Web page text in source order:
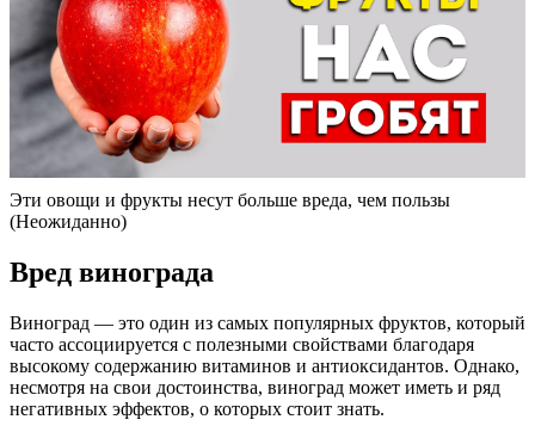
Эти овощи и фрукты несут больше вреда, чем пользы
(Неожиданно)
Вред винограда
Виноград — это один из самых популярных фруктов, который
часто ассоциируется с полезными свойствами благодаря
высокому содержанию витаминов и антиоксидантов. Однако,
несмотря на свои достоинства, виноград может иметь и ряд
негативных эффектов, о которых стоит знать.